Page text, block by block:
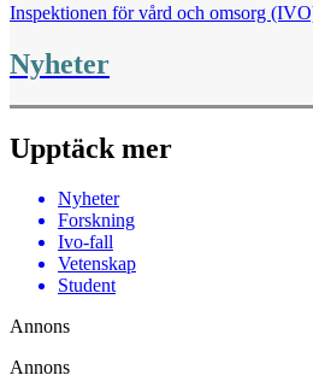
Inspektionen för vård och omsorg
Nyheter
Upptäck mer
Nyheter
Forskning
Ivo-fall
Vetenskap
Student
Annons
Annons